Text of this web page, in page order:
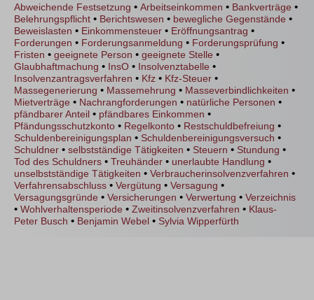
Abweichende Festsetzung • Arbeitseinkommen • Bankverträge •
Belehrungspflicht • Berichtswesen • bewegliche Gegenstände •
Beweislasten • Einkommensteuer • Eröffnungsantrag •
Forderungen • Forderungsanmeldung • Forderungsprüfung •
Fristen • geeignete Person • geeignete Stelle •
Glaubhaftmachung • InsO • Insolvenztabelle •
Insolvenzantragsverfahren • Kfz • Kfz-Steuer •
Massegenerierung • Massemehrung • Masseverbindlichkeiten •
Mietverträge • Nachrangforderungen • natürliche Personen •
pfändbarer Anteil • pfändbares Einkommen •
Pfändungsschutzkonto • Regelkonto • Restschuldbefreiung •
Schuldenbereinigungsplan • Schuldenbereinigungsversuch •
Schuldner • selbstständige Tätigkeiten • Steuern • Stundung •
Tod des Schuldners • Treuhänder • unerlaubte Handlung •
unselbstständige Tätigkeiten • Verbraucherinsolvenzverfahren •
Verfahrensabschluss • Vergütung • Versagung •
Versagungsgründe • Versicherungen • Verwertung • Verzeichnis
• Wohlverhaltensperiode • Zweitinsolvenzverfahren • Klaus-
Peter Busch • Benjamin Webel • Sylvia Wipperfürth